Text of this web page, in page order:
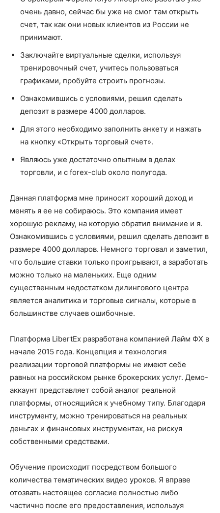
очень давно, сейчас бы уже не смог там открыть
счет, так как они новых клиентов из России не
принимают.
Заключайте виртуальные сделки, используя
тренировочный счет, учитесь пользоваться
графиками, пробуйте строить прогнозы.
Ознакомившись с условиями, решил сделать
депозит в размере 4000 долларов.
Для этого необходимо заполнить анкету и нажать
на кнопку «Открыть торговый счет».
Являюсь уже достаточно опытным в делах
торговли, и с forex-club около полугода.
Данная платформа мне приносит хороший доход и
менять я ее не собираюсь. Это компания имеет
хорошую рекламу, на которую обратил внимание и я.
Ознакомившись с условиями, решил сделать депозит в
размере 4000 долларов. Немного торговал и заметил,
что большие ставки только проигрывают, а заработать
можно только на маленьких. Еще одним
существенным недостатком дилингового центра
является аналитика и торговые сигналы, которые в
большинстве случаев ошибочные.
Платформа LibertEx разработана компанией Лайм ФХ в
начале 2015 года. Концепция и технология
реализации торговой платформы не имеют себе
равных на российском рынке брокерских услуг. Демо-
аккаунт представляет собой аналог реальной
платформы, относящийся к учебному типу. Благодаря
инструменту, можно тренироваться на реальных
деньгах и финансовых инструментах, не рискуя
собственными средствами.
Обучение происходит посредством большого
количества тематических видео уроков. Я вправе
отозвать настоящее согласие полностью либо
частично после его предоставления, используя